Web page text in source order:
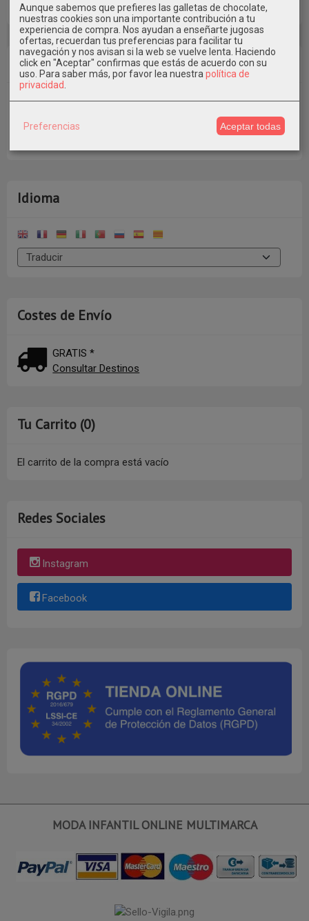
Pago con Transferencia al realizar el pedido.
Marcas
Idioma
Costes de Envío
GRATIS *
Consultar Destinos
Tu Carrito (0)
El carrito de la compra está vacío
Redes Sociales
Instagram
Facebook
MODA INFANTIL ONLINE MULTIMARCA
Aunque sabemos que prefieres las galletas de chocolate,
nuestras cookies son una importante contribución a tu
experiencia de compra. Nos ayudan a enseñarte jugosas
ofertas, recuerdan tus preferencias para facilitar tu
navegación y nos avisan si la web se vuelve lenta. Haciendo
click en "Aceptar" confirmas que estás de acuerdo con su
uso. Para saber más, por favor lea nuestra política de
privacidad
Preferencias Aceptar todas